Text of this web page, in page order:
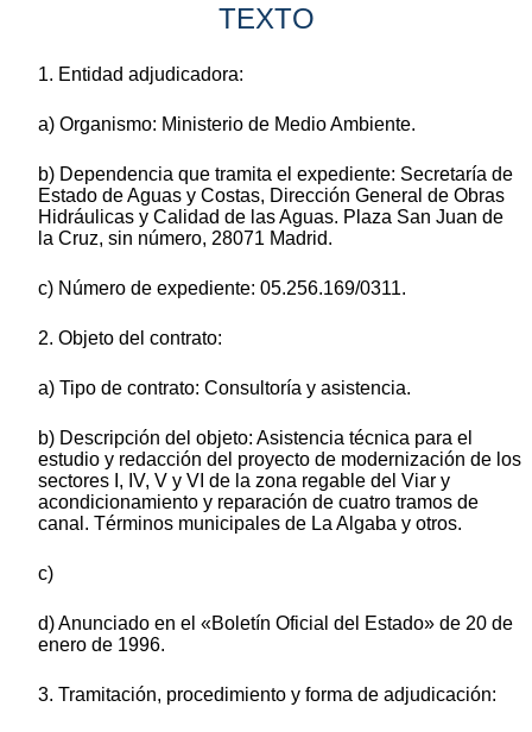
TEXTO
1. Entidad adjudicadora:
a) Organismo: Ministerio de Medio Ambiente.
b) Dependencia que tramita el expediente: Secretaría de
Estado de Aguas y Costas, Dirección General de Obras
Hidráulicas y Calidad de las Aguas. Plaza San Juan de
la Cruz, sin número, 28071 Madrid.
c) Número de expediente: 05.256.169/0311.
2. Objeto del contrato:
a) Tipo de contrato: Consultoría y asistencia.
b) Descripción del objeto: Asistencia técnica para el
estudio y redacción del proyecto de modernización de los
sectores I, IV, V y VI de la zona regable del Viar y
acondicionamiento y reparación de cuatro tramos de
canal. Términos municipales de La Algaba y otros.
c)
d) Anunciado en el «Boletín Oficial del Estado» de 20 de
enero de 1996.
3. Tramitación, procedimiento y forma de adjudicación: